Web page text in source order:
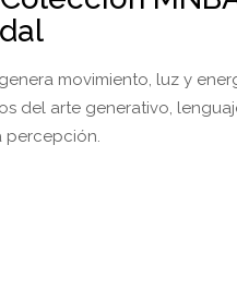
movimiento, luz y
del arte generativo,
percepción.